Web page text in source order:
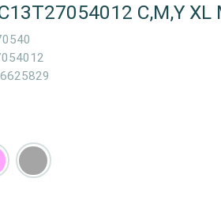
C,M,Y XL